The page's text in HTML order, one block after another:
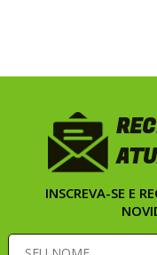
INSCREVA-SE E